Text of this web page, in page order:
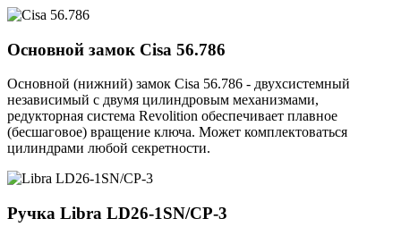
Основной замок Cisa 56.786
Основной (нижний) замок Cisa 56.786 - двухсистемный
независимый с двумя цилиндровым механизмами,
редукторная система Revolition обеспечивает плавное
(бесшаговое) вращение ключа. Может комплектоваться
цилиндрами любой секретности.
Ручка Libra LD26-1SN/CP-3